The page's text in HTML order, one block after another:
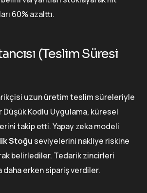
60% azalttı.
(Teslim Süresi
uzun üretim teslim süreleriyle
Düşük Kodlu Uygulama, küresel
takip etti. Yapay zeka modeli
Stoğu seviyelerini nakliye riskine
belirlediler. Tedarik zincirleri
daha erken sipariş verdiler.